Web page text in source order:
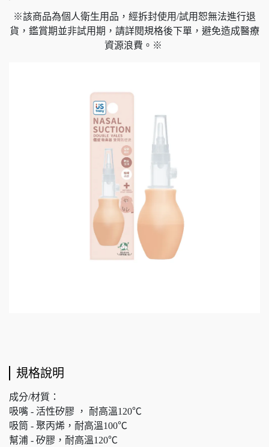
※該商品為個人衛生用品，經拆封使用/試用恕無法進行退
貨，鑑賞期並非試用期，請詳閱規格後下單，避免造成醫療
資源浪費。※
規格說明
成分/材質：
吸嘴 - 活性矽膠 ， 耐高溫120℃
吸筒 - 聚丙烯，耐高溫100℃
幫浦 - 矽膠，耐高溫120℃